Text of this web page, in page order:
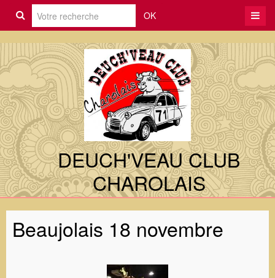
OK
DEUCH'VEAU CLUB
CHAROLAIS
Beaujolais 18 novembre